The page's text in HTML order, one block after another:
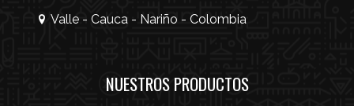
Valle - Cauca - Nariño - Colombia
NUESTROS PRODUCTOS